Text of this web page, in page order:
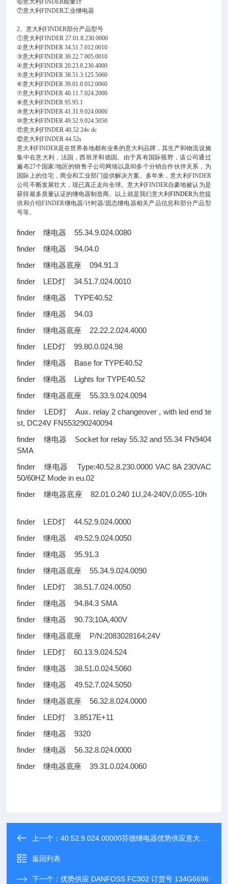
⑥意大利FINDER能量计
⑦意大利FINDER工业继电器
2、意大利FINDER部分产品型号
①意大利FINDER 27.01.8.230.0000
②意大利FINDER 34.51.7.012.0010
③意大利FINDER 30.22.7.005.0010
④意大利FINDER 20.23.8.230.4000
⑤意大利FINDER 38.51.3.125.5060
⑥意大利FINDER 39.01.0.012.0060
⑦意大利FINDER 40.11.7.024.2000
⑧意大利FINDER 95.95.1
⑨意大利FINDER 41.31.9.024.0000
⑩意大利FINDER 49.52.9.024.5050
⑪意大利FINDER 40.52 24v dc
⑫意大利FINDER 44.52s
意大利 FINDER是在世界各地都有业务的意大利品牌，其生产和物流设施
集中在意大利，法国，西班牙和德国。由于具有国际视野，该公司通过
遍布27个国家/地区的销售子公司网络以及80多个分销合作伙伴关系，为
国际上的住宅，商业和工业部门提供解决方案。多年来，意大利FINDER
公司不断发展壮大，现已真正走向全球。意大利FINDER自豪地被认为是
获得最多质量认证的继电器制造商。以上就是我们意大利FINDER为您提
供和介绍FINDER继电器/计时器/固态继电器相关产品信息和部分产品型
号等。
finder 继电器 55.34.9.024.0080
finder 继电器 94.04.0
finder 继电器底座 094.91.3
finder LED灯 34.51.7.024.0010
finder 继电器 TYPE40.52
finder 继电器 94.03
finder 继电器底座 22.22.2.024.4000
finder LED灯 99.80.0.024.98
finder 继电器 Base for TYPE40.52
finder 继电器 Lights for TYPE40.52
finder 继电器底座 55.33.9.024.0094
finder LED灯 Aux. relay 2 changeover , with led end te
st, DC24V FN553290240094
finder 继电器 Socket for relay 55.32 and 55.34 FN9404
SMA
finder 继电器 Type:40.52.8.230.0000 VAC 8A 230VAC
50/60HZ Mode in eu.02
finder 继电器底座 82.01.0.240 1U,24-240V,0.05S-10h
finder LED灯 44.52.9.024.0000
finder 继电器 49.52.9.024.0050
finder 继电器 95.91.3
finder 继电器底座 55.34.9.024.0090
finder LED灯 38.51.7.024.0050
finder 继电器 94.84.3 SMA
finder 继电器 90.73;10A,400V
finder 继电器底座 P/N:2083028164;24V
finder LED灯 60.13.9.024.524
finder 继电器 38.51.0.024.5060
finder 继电器 49.52.7.024.5050
finder 继电器底座 56.32.8.024.0000
finder LED灯 3.8517E+11
finder 继电器 9320
finder 继电器 56.32.8.024.0000
finder 继电器底座 39.31.0.024.0060
上一个：40.52.9.024.00000芬德继电器优势供应意大利finder
返回列表
下一个：优势供应 DANFOSS FC302 订货号 134G6696